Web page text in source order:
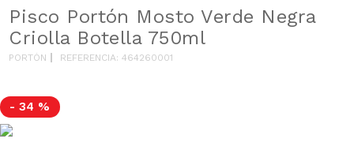
Pisco Portón Mosto Verde Negra
Criolla Botella 750ml
PORTÓN REFERENCIA:464260001
- 34 %